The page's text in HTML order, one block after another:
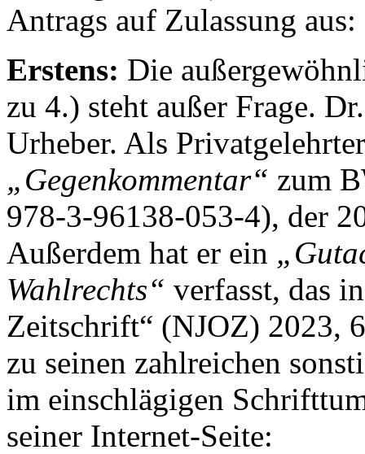
Antrags auf Zulassung aus:
Erstens: Die
zu 4.) steht außer Frage.
Urheber. Als
„Gegenkommentar“ zum
978-3-96138-053-4), der
Außerdem hat er ein
Wahlrechts“ verfasst, das
Zeitschrift“ (NJOZ) 2023,
zu seinen zahlreichen
im einschlägigen
seiner Internet-Seite: